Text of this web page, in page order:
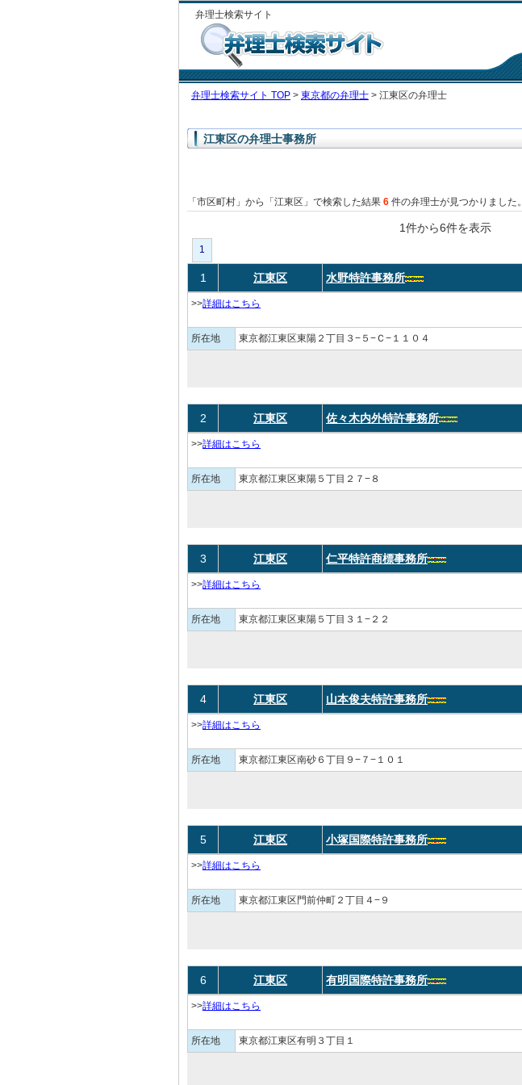
弁理士検索サイト
弁理士検索サイト TOP > 東京都の弁理士 > 江東区の弁理士
江東区の弁理士事務所
「市区町村」から「江東区」で検索した結果 6 件の弁理士が見つかりました。
1件から6件を表示
1
1 江東区 水野特許事務所
>>詳細はこちら
所在地 東京都江東区東陽２丁目３−５−Ｃ−１１０４
2 江東区 佐々木内外特許事務所
>>詳細はこちら
所在地 東京都江東区東陽５丁目２７−８
3 江東区 仁平特許商標事務所
>>詳細はこちら
所在地 東京都江東区東陽５丁目３１−２２
4 江東区 山本俊夫特許事務所
>>詳細はこちら
所在地 東京都江東区南砂６丁目９−７−１０１
5 江東区 小塚国際特許事務所
>>詳細はこちら
所在地 東京都江東区門前仲町２丁目４−９
6 江東区 有明国際特許事務所
>>詳細はこちら
所在地 東京都江東区有明３丁目１